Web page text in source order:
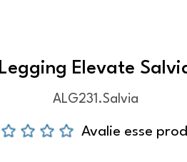
Legging Elevate
ALG231.Salvia
Avalie esse